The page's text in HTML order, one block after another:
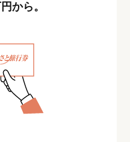
から。